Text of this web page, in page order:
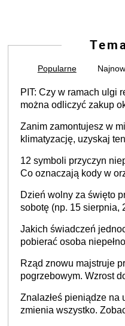
Popularne
PIT: Czy w ramach ulgi
można odliczyć zakup
Zanim zamontujesz w
klimatyzację, uzyskaj
12 symboli przyczyn
Co oznaczają kody w
Dzień wolny za święto
sobotę (np. 15 sierpnia,
pracodawcy (sektor
publiczna), najczęstsze
Jakich świadczeń
pobierać osoba
Rząd znowu majstruje
pogrzebowym. Wzrost
Znalazłeś pieniądze na
zmienia wszystko.